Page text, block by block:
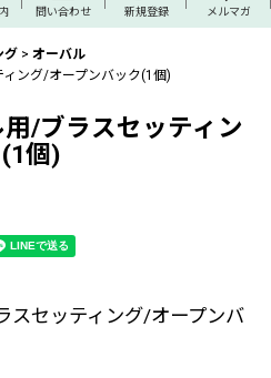
問い合わせ 新規登録 メルマガ
グ > オーバル
ング/オープンバック(1個)
/ブラスセッティン
個)
スセッティング/オープンバ